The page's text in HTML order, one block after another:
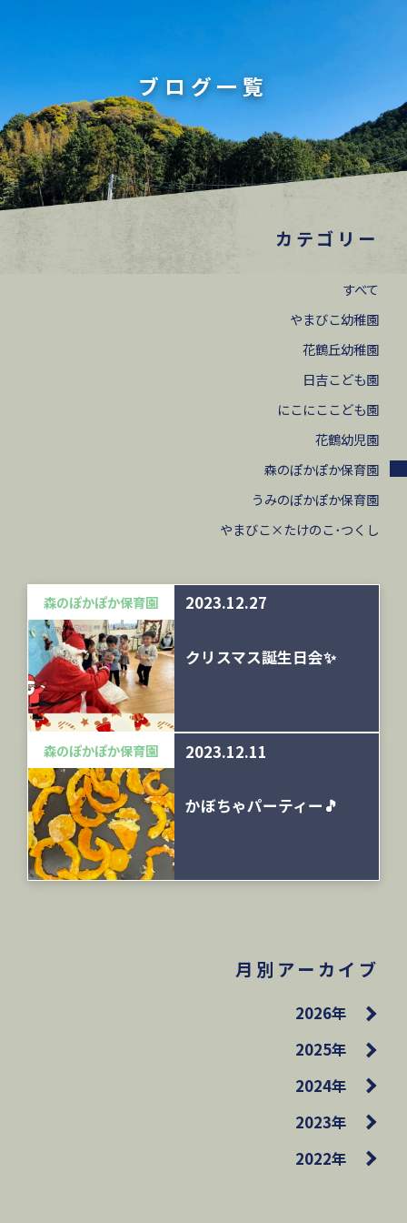
ブログ一覧
カテゴリー
すべて
やまびこ幼稚園
花鶴丘幼稚園
日吉こども園
にこにここども園
花鶴幼児園
森のぽかぽか保育園
うみのぽかぽか保育園
やまびこ×たけのこ･つくし
森のぽかぽか保育園 2023.12.27
クリスマス誕生日会✨
森のぽかぽか保育園 2023.12.11
かぼちゃパーティー🎵
月別アーカイブ
2026年
2025年
2024年
2023年
2022年